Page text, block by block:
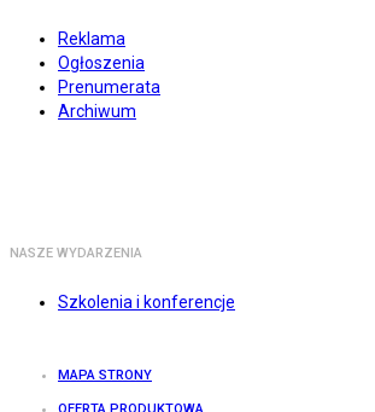
Reklama
Ogłoszenia
Prenumerata
Archiwum
NASZE WYDARZENIA
Szkolenia i konferencje
MAPA STRONY